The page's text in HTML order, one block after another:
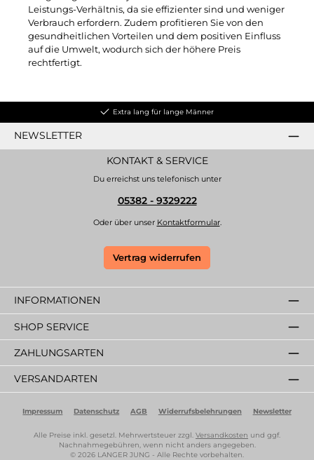
Leistungs-Verhältnis, da sie effizienter sind und weniger
Verbrauch erfordern. Zudem profitieren Sie von den
gesundheitlichen Vorteilen und dem positiven Einfluss
auf die Umwelt, wodurch sich der höhere Preis
rechtfertigt.
Extra lang für lange Männer
NEWSLETTER
KONTAKT & SERVICE
Du erreichst uns telefonisch unter
05382 - 9329222
Oder über unser Kontaktformular.
Vertrag widerrufen
INFORMATIONEN
SHOP SERVICE
ZAHLUNGSARTEN
VERSANDARTEN
Impressum Datenschutz AGB Widerrufsbelehrungen Newsletter
Alle Preise inkl. gesetzl. Mehrwertsteuer zzgl. Versandkosten und ggf.
Nachnahmegebühren, wenn nicht anders angegeben.
© 2026 LANGER JUNG - Alle Rechte vorbehalten.